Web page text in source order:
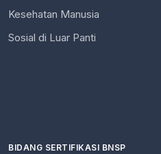
Kesehatan Manusia
Sosial di Luar Panti
BIDANG SERTIFIKASI BNSP